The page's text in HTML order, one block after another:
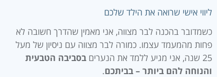
ליווי אישי שרואה את הילד שלכם
כשמדובר בהכנה לבר מצווה, אני מאמין שהדרך חשובה לא
פחות מהמעמד עצמו. כמורה לבר מצווה עם ניסיון של מעל
25 שנה, אני מגיע ללמד את הנערים
בסביבה הטבעית
והנוחה להם ביותר – בביתכם.